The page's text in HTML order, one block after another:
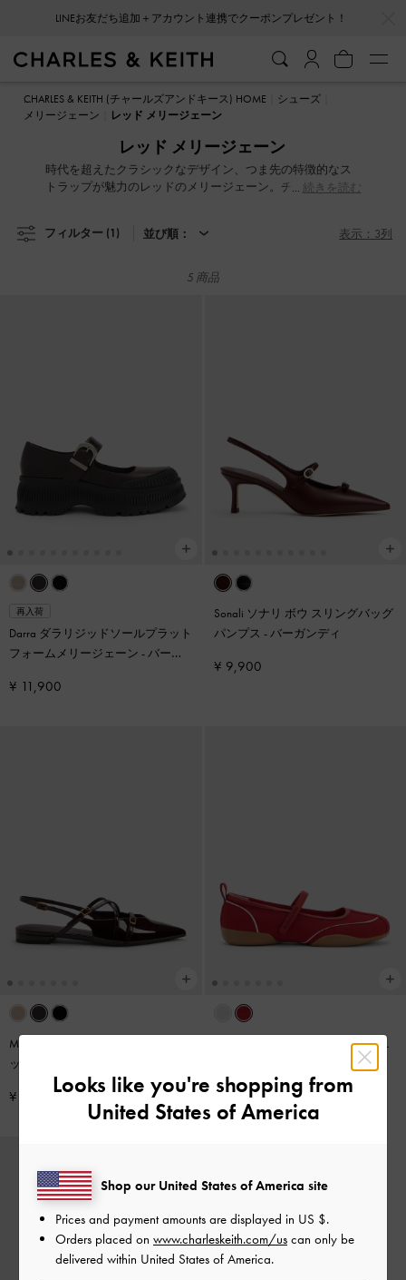
LINEお友だち追加＋アカウント連携でクーポンプレゼント！
LINEお友だち追加＋アカウント連携でクーポンプレゼント！
CHARLES & KEITH (チャールズアンドキース) HOME
シューズ
メリージェーン
レッド メリージェーン
レッド メリージェーン
時代を超えたクラシックなデザイン、つま先の特徴的なス
トラップが魅力のレッドのメリージェーン。チャンキーソ
ぴったり。時間が経っても色あせることなく、常に新鮮で
続きを読む
フィルター (1) 並び順： 表示：3列
5 商品
再入荷
Darra ダラリジッドソールプラット
フォームメリージェーン -バーガ
¥ 11,900
Sonali ソナリ ボウ スリングバッグ
パンプス -バーガンディ
¥ 9,900
Maybelle メイベル パテント ストラ
ッピー スリングバック フラット
バーガンディ
¥ 9,900
Louise ルーイ メリージェーンスニ
¥ 9,900
Looks like you're shopping from
United States of America
Shop our United States of America site
Prices and payment amounts are displayed in US $.
Orders placed on www.charleskeith.com/us can only be
delivered within United States of America.